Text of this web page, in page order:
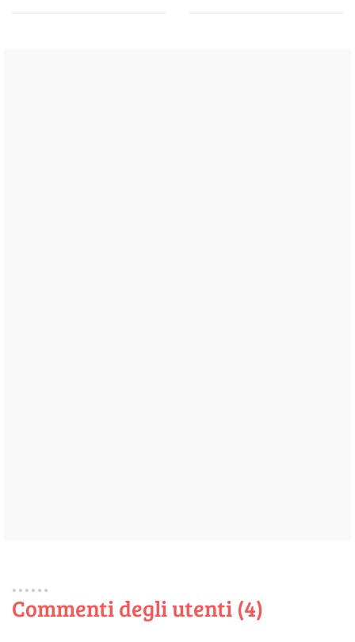
Commenti degli utenti (4)